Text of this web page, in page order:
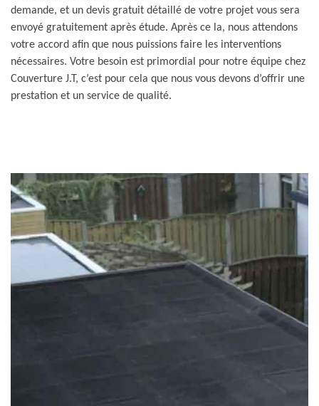
demande, et un devis gratuit détaillé de votre projet vous sera
envoyé gratuitement après étude. Après ce la, nous attendons
votre accord afin que nous puissions faire les interventions
nécessaires. Votre besoin est primordial pour notre équipe chez
Couverture J.T, c’est pour cela que nous vous devons d’offrir une
prestation et un service de qualité.